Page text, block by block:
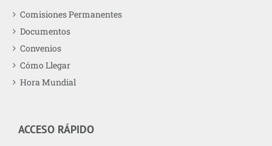
Comisiones Permanentes
Documentos
Convenios
Cómo Llegar
Hora Mundial
ACCESO RÁPIDO